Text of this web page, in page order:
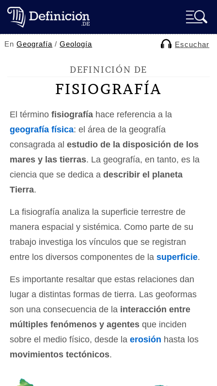
EnGeografía /Geología Escuchar
DEFINICIÓN DE
FISIOGRAFÍA
El término fisiografía hace referencia a la
geografía física: el área de la geografía
consagrada al estudio de la disposición de los
mares y las tierras. La geografía, en tanto, es la
ciencia que se dedica a describir el planeta
Tierra.
La fisiografía analiza la superficie terrestre de
manera espacial y sistémica. Como parte de su
trabajo investiga los vínculos que se registran
entre los diversos componentes de la superficie.
Es importante resaltar que estas relaciones dan
lugar a distintas formas de tierra. Las geoformas
son una consecuencia de la interacción entre
múltiples fenómenos y agentes que inciden
sobre el medio físico, desde la erosión hasta los
movimientos tectónicos.